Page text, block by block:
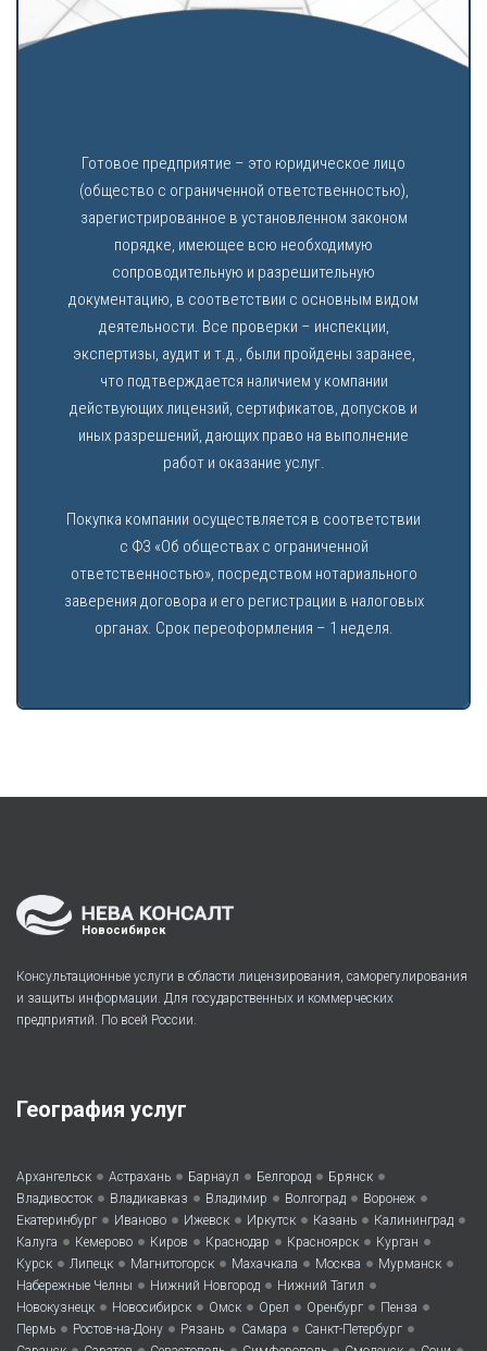
Готовое предприятие – это юридическое лицо
(общество с ограниченной ответственностью),
зарегистрированное в установленном законом
порядке, имеющее всю необходимую
сопроводительную и разрешительную
документацию, в соответствии с основным видом
деятельности. Все проверки – инспекции,
экспертизы, аудит и т.д., были пройдены заранее,
что подтверждается наличием у компании
действующих лицензий, сертификатов, допусков и
иных разрешений, дающих право на выполнение
работ и оказание услуг.
Покупка компании осуществляется в соответствии
с ФЗ «Об обществах с ограниченной
ответственностью», посредством нотариального
заверения договора и его регистрации в налоговых
органах. Срок переоформления – 1 неделя.
Новосибирск
Консультационные услуги в области лицензирования, саморегулирования
и защиты информации. Для государственных и коммерческих
предприятий. По всей России.
География услуг
Архангельск • Астрахань • Барнаул • Белгород • Брянск •
Владивосток • Владикавказ • Владимир • Волгоград • Воронеж •
Екатеринбург • Иваново • Ижевск • Иркутск • Казань • Калининград •
Калуга • Кемерово • Киров • Краснодар • Красноярск • Курган •
Курск • Липецк • Магнитогорск • Махачкала • Москва • Мурманск •
Набережные Челны • Нижний Новгород • Нижний Тагил •
Новокузнецк • Новосибирск • Омск • Орел • Оренбург • Пенза •
Пермь • Ростов-на-Дону • Рязань • Самара • Санкт-Петербург •